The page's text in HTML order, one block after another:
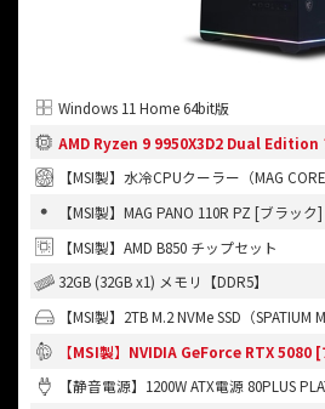
Windows 11 Home 64bit版
AMD Ryzen 9 9950X3D2 Dual Edition
【MSI製】水冷CPUクーラー（MAG
【MSI製】MAG PANO 110R PZ [ブラック]
【MSI製】AMD B850 チップセット
32GB (32GB x1) メモリ【DDR5】
【MSI製】2TB M.2 NVMe SSD（SPATIUM
【MSI製】NVIDIA GeForce RTX 5080
【静音電源】1200W ATX電源 80PLUS